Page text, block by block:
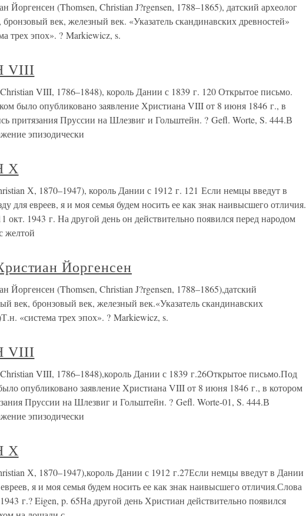
(Thomsen, Christian J?rgensen, 1788–1865), датский археолог
век, железный век. «Указатель скандинавских древностей»
трех эпох». ? Markiewicz, s.
VIII
VIII, 1786–1848), король Дании с 1839 г. 120 Открытое письмо.
было опубликовано заявление Христиана VIII от 8 июня 1846 г., в
притязания Пруссии на Шлезвиг и Гольштейн. ? Gefl. Worte, S. 444.В
эпизодически
Х
Х, 1870–1947), король Дании с 1912 г. 121 Если немцы введут в
для евреев, я и моя семья будем носить ее как знак наивысшего отличия.
окт. 1943 г. На другой день он действительно появился перед народом
желтой
Йоргенсен
(Thomsen, Christian J?rgensen, 1788–1865),датский
век, бронзовый век, железный век.«Указатель скандинавских
«система трех эпох». ? Markiewicz, s.
VIII
VIII, 1786–1848),король Дании с 1839 г.26Открытое письмо.Под
опубликовано заявление Христиана VIII от 8 июня 1846 г., в котором
Пруссии на Шлезвиг и Гольштейн. ? Gefl. Worte-01, S. 444.В
эпизодически
Х
Х, 1870–1947),король Дании с 1912 г.27Если немцы введут в Дании
я и моя семья будем носить ее как знак наивысшего отличия.Слова
г.? Eigen, p. 65На другой день Христиан действительно появился